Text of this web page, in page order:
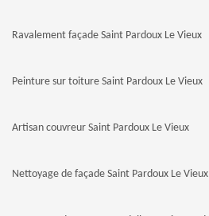
Ravalement façade Saint Pardoux Le Vieux
Peinture sur toiture Saint Pardoux Le Vieux
Artisan couvreur Saint Pardoux Le Vieux
Nettoyage de façade Saint Pardoux Le Vieux